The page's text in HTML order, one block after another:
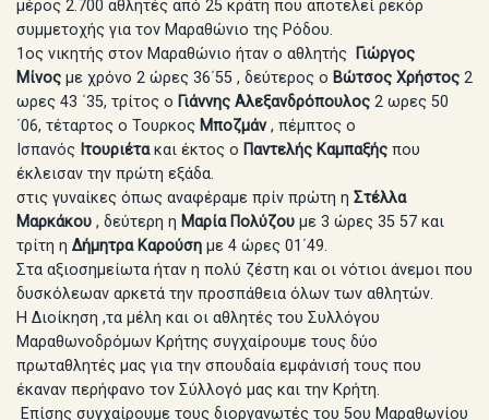
μέρος 2.700 αθλητές από 25 κράτη που αποτελεί ρεκόρ
συμμετοχής για τον Μαραθώνιο της Ρόδου.
1ος νικητής στον Μαραθώνιο ήταν ο αθλητής Γιώργος
Μίνος με χρόνο 2 ώρες 36΄55 , δεύτερος ο Βώτσος Χρήστος 2
ωρες 43 ΄35, τρίτος ο Γιάννης Αλεξανδρόπουλος 2 ωρες 50
΄06, τέταρτος ο Τουρκος Μποζμάν, πέμπτος ο
Ισπανός Ιτουριέτακαι έκτος ο Παντελής Καμπαξής που
έκλεισαν την πρώτη εξάδα.
στις γυναίκες όπως αναφέραμε πρίν πρώτη η Στέλλα
Μαρκάκου , δεύτερη η Μαρία Πολύζου με 3 ώρες 35 57 και
τρίτη η Δήμητρα Καρούση με 4 ώρες 01΄49.
Στα αξιοσημείωτα ήταν η πολύ ζέστη και οι νότιοι άνεμοι που
δυσκόλεωαν αρκετά την προσπάθεια όλων των αθλητών.
Η Διοίκηση ,τα μέλη και οι αθλητές του Συλλόγου
Μαραθωνοδρόμων Κρήτης συγχαίρουμε τους δύο
πρωταθλητές μας για την σπουδαία εμφάνισή τους που
έκαναν περήφανο τον Σύλλογό μας και την Κρήτη.
Επίσης συγχαίρουμε τους διοργανωτές του 5ου Μαραθωνίου